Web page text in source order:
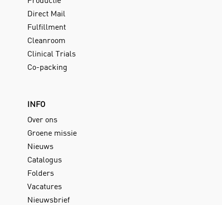
Direct Mail
Fulfillment
Cleanroom
Clinical Trials
Co-packing
INFO
Over ons
Groene missie
Nieuws
Catalogus
Folders
Vacatures
Nieuwsbrief